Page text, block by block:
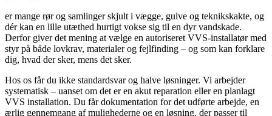
er mange rør og samlinger skjult i vægge, gulve og teknikskakte, og
dér kan en lille utæthed hurtigt vokse sig til en dyr vandskade.
Derfor giver det mening at vælge en autoriseret VVS-installatør med
styr på både lovkrav, materialer og fejlfinding – og som kan forklare
dig, hvad der sker, mens det sker.
Hos os får du ikke standardsvar og halve løsninger. Vi arbejder
systematisk – uanset om det er en akut reparation eller en planlagt
VVS installation. Du får dokumentation for det udførte arbejde, en
ærlig gennemgang af mulighederne og en løsning, der passer til